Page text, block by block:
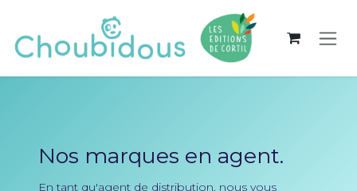
Nos marques en agent.
En tant qu'agent de distribution, nous vous